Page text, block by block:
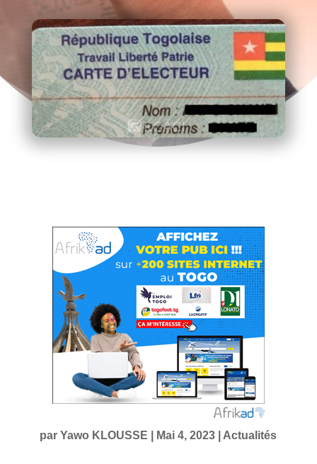
parYawo KLOUSSE Mai 4, 2023 Actualités